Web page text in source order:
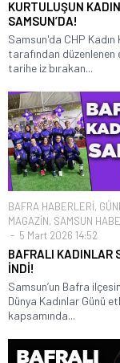
KURTULUŞUN
SAMSUN’DA!
Samsun'da CHP Kadın
tarafından
tarihe iz bırakan...
BAFRA HABERLERİ,
MAGAZİN, SAMSUN
5 Mart 2026 14:52
BAFRALI KADINLAR
İNDİ!
Samsun’un Bafra
Dünya Kadınlar Günü
kapsamında...